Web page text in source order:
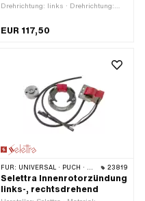
Drehrichtung: links · Drehrichtung:
EUR 117,50
FÜR: UNIVERSAL · PUCH · SACHS · ZÜNDAPP BELMONDO 23819
Selettra Innenrotorzündung
links-, rechtsdrehend